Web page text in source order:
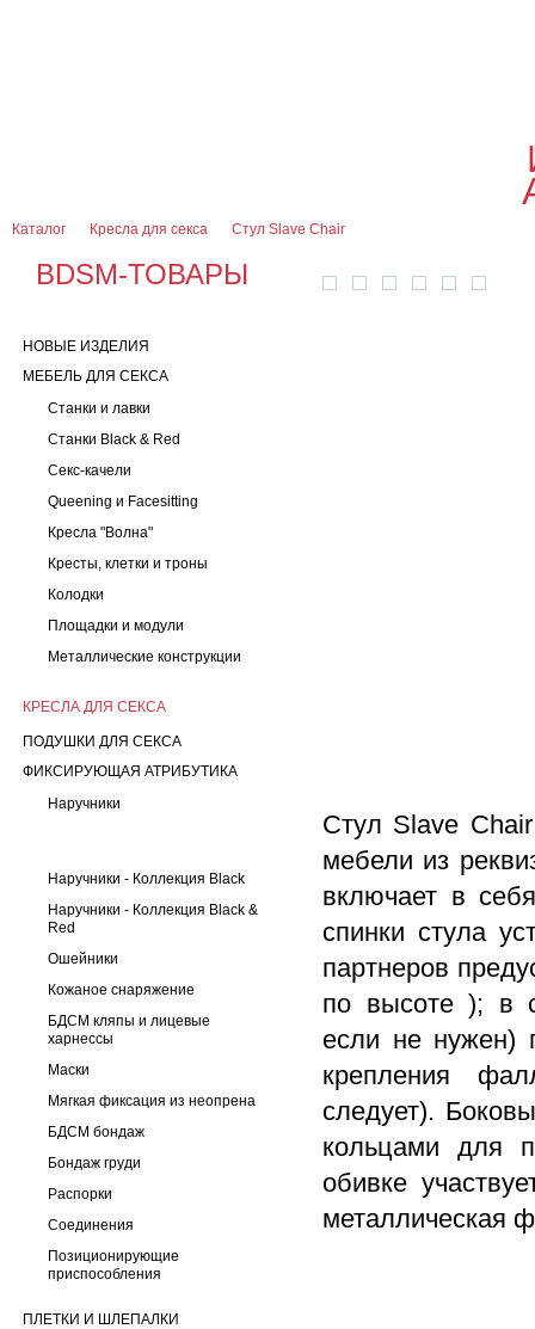
Каталог Кресла для секса Стул Slave Chair
BDSM-ТОВАРЫ
НОВЫЕ ИЗДЕЛИЯ
МЕБЕЛЬ ДЛЯ СЕКСА
Станки и лавки
Станки Black & Red
Секс-качели
Queening и Facesitting
Кресла "Волна"
Кресты, клетки и троны
Колодки
Площадки и модули
Металлические конструкции
КРЕСЛА ДЛЯ СЕКСА
ПОДУШКИ ДЛЯ СЕКСА
ФИКСИРУЮЩАЯ АТРИБУТИКА
Наручники
Наручники - Коллекция Black
Наручники - Коллекция Black &
Red
Ошейники
Кожаное снаряжение
БДСМ кляпы и лицевые
харнессы
Маски
Мягкая фиксация из неопрена
БДСМ бондаж
Бондаж груди
Распорки
Соединения
Позиционирующие
приспособления
ПЛЕТКИ И ШЛЕПАЛКИ
Стул Slave
мебели из
включает в
спинки стула
партнеров
по высоте ); в
если не нужен)
крепления
следует).
кольцами для
обивке
металлическая